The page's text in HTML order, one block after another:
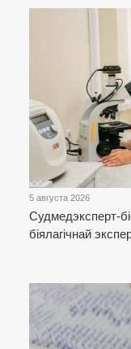
5 августа 2026
Cудмедэксперт-
біялагічнай